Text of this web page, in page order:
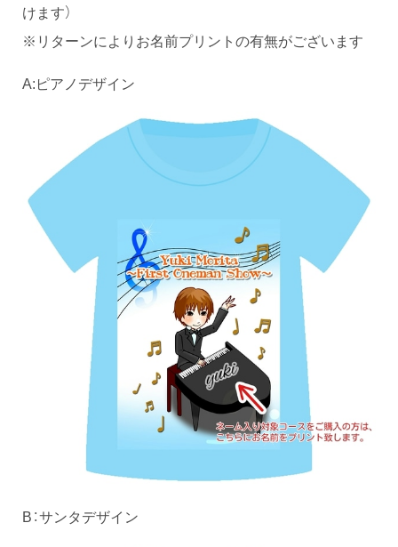
けます）
※リターンによりお名前プリントの有無がございます
A:ピアノデザイン
B：サンタデザイン